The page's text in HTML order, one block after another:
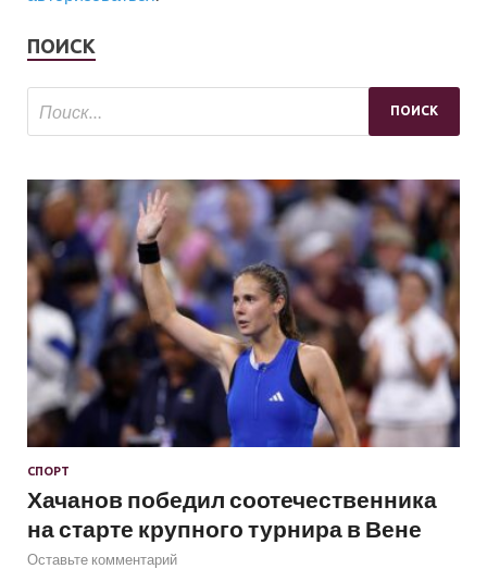
ПОИСК
СПОРТ
Хачанов победил соотечественника
на старте крупного турнира в Вене
Оставьте комментарий